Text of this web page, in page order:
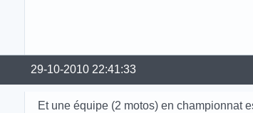
29-10-2010 22:41:33
Et une équipe (2 motos) en championnat